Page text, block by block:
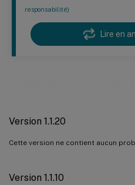
responsabilité)
Lire en
Version 1.1.20
Cette version ne contient aucun
Version 1.1.10